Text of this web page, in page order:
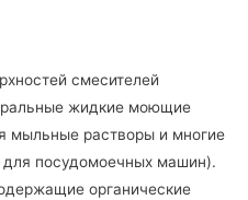
смесителей
жидкие моющие
мыльные растворы и многие
посудомоечных машин).
органические